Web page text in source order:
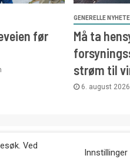
før
GENERELLE
Må ta
strøm til
6. august 2026
avtale med utgiver. Tlf. 92
Ved